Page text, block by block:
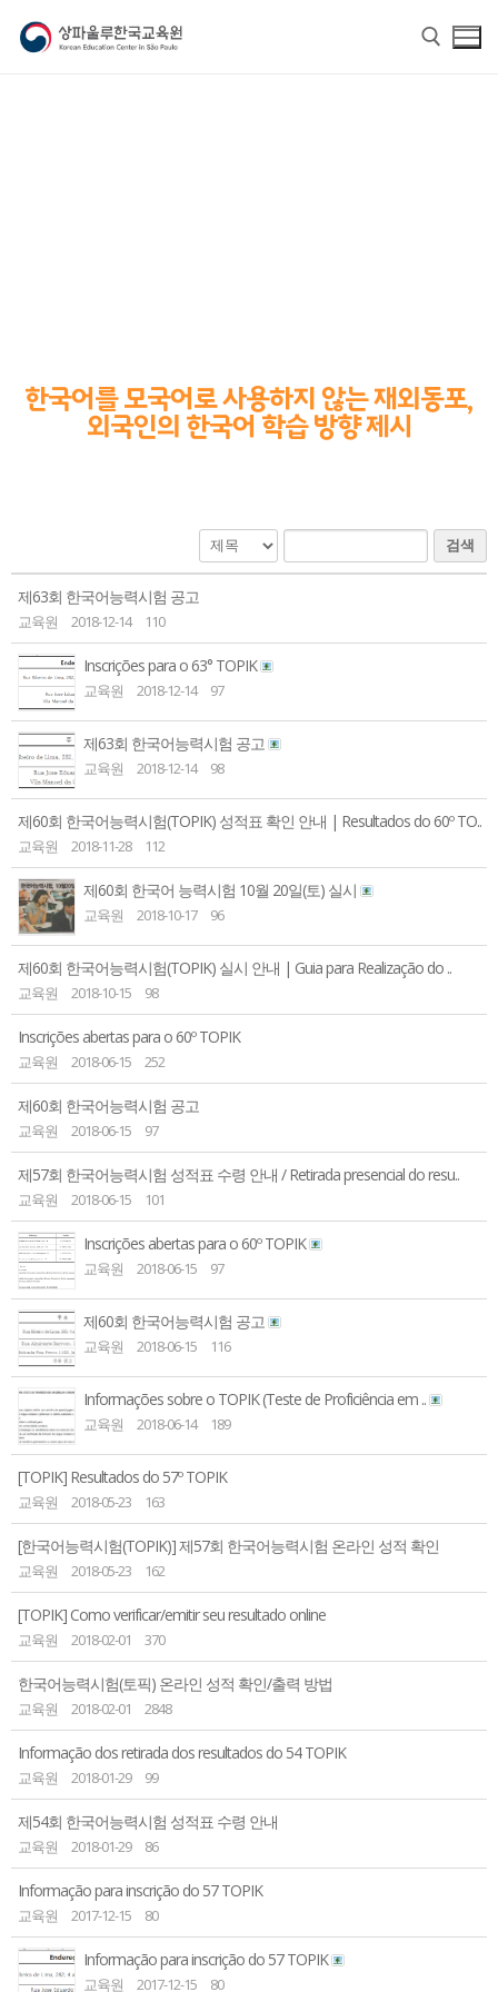
교육원 소개
위치 및 연락처
한국어
TOPIK
한국문화교실
한글학교 공지사항
한글학교 행사 사진
자료실
유학 및 취업 정보 안내
한국유학
모국유학
유학자료
현지 교육제도 소개
알림마당
공지사항
보도자료
행사사진
한국어
한국어
Português
한국어를 모국어로 사용하지 않는 재외동포,
외국인의 한국어 학습 방향 제시
검색
제63회 한국어능력시험 공고
교육원 2018-12-14 110
Inscrições para o 63° TOPIK
교육원 2018-12-14 97
제63회 한국어능력시험 공고
교육원 2018-12-14 98
제60회 한국어능력시험(TOPIK) 성적표 확인 안내 | Resultados do 60º TO..
교육원 2018-11-28 112
제60회 한국어 능력시험 10월 20일(토) 실시
교육원 2018-10-17 96
제60회 한국어능력시험(TOPIK) 실시 안내 | Guia para Realização do ..
교육원 2018-10-15 98
Inscrições abertas para o 60º TOPIK
교육원 2018-06-15 252
제60회 한국어능력시험 공고
교육원 2018-06-15 97
제57회 한국어능력시험 성적표 수령 안내 / Retirada presencial do resu..
교육원 2018-06-15 101
Inscrições abertas para o 60º TOPIK
교육원 2018-06-15 97
제60회 한국어능력시험 공고
교육원 2018-06-15 116
Informações sobre o TOPIK (Teste de Proficiência em ..
교육원 2018-06-14 189
[TOPIK] Resultados do 57º TOPIK
교육원 2018-05-23 163
[한국어능력시험(TOPIK)] 제57회 한국어능력시험 온라인 성적 확인
교육원 2018-05-23 162
[TOPIK] Como verificar/emitir seu resultado online
교육원 2018-02-01 370
한국어능력시험(토픽) 온라인 성적 확인/출력 방법
교육원 2018-02-01 2848
Informação dos retirada dos resultados do 54 TOPIK
교육원 2018-01-29 99
제54회 한국어능력시험 성적표 수령 안내
교육원 2018-01-29 86
Informação para inscrição do 57 TOPIK
교육원 2017-12-15 80
Informação para inscrição do 57 TOPIK
교육원 2017-12-15 80